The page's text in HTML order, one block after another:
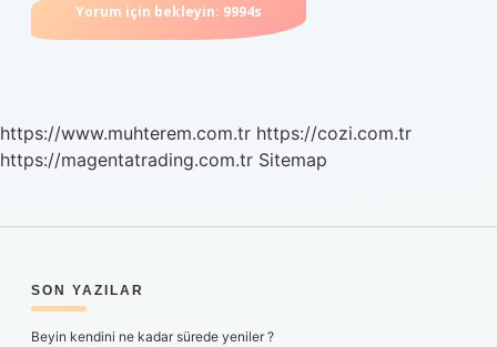
https://www.muhterem.com.tr https://cozi.com.tr
https://magentatrading.com.tr Sitemap
SIDEBAR
SON YAZILAR
Beyin kendini ne kadar sürede yeniler ?